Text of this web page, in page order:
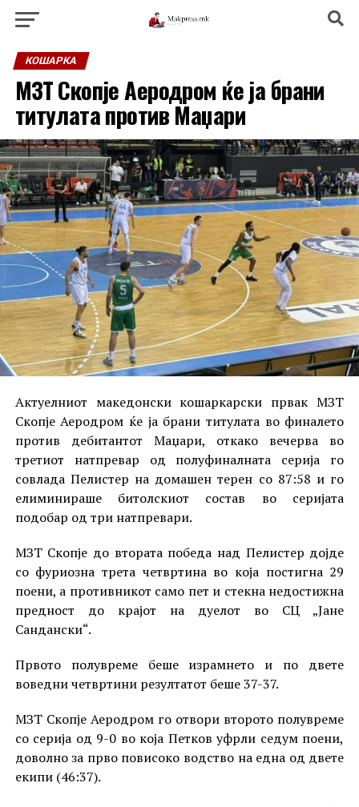
КОШАРКА
МЗТ Скопје Аеродром ќе ја брани
титулата против Маџари
Актуелниот македонски кошаркарски првак МЗТ
Скопје Аеродром ќе ја брани титулата во финалето
против дебитантот Маџари, откако вечерва во
третиот натпревар од полуфиналната серија го
совлада Пелистер на домашен терен со 87:58 и го
елиминираше битолскиот состав во серијата
подобар од три натпревари.
МЗТ Скопје до втората победа над Пелистер дојде
со фуриозна трета четвртина во која постигна 29
поени, а противникот само пет и стекна недостижна
предност до крајот на дуелот во СЦ „Јане
Сандански“.
Првото полувреме беше израмнето и по двете
воведни четвртини резултатот беше 37-37.
МЗТ Скопје Аеродром го отвори второто полувреме
со серија од 9-0 во која Петков уфрли седум поени,
доволно за прво повисоко водство на една од двете
екипи (46:37).